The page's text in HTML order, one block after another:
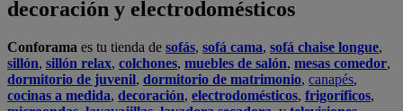
Podráscomprar onlineentre nuestra gama de más de 7.000
recibirlo en tu domicilio
No esperes más para crear o renovar tu
hogar y transformarlo en un espacio con mucho estilo. Conforama
tiene 300tiendas de mueblesfísicas distribuidas en6 países
distintos. Aproveche nuestras ofertas desofas baratos,colchones
baratosyliquidaciones de sofas.